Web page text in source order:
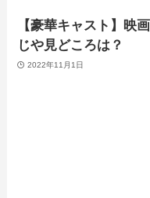
【豪華キャスト】映
じや見どころは？
2022年11月1日